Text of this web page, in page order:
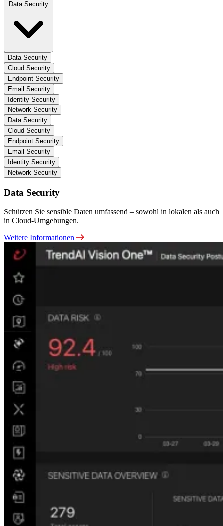
Data Security
Data Security
Cloud Security
Endpoint Security
Email Security
Identity Security
Network Security
Data Security
Cloud Security
Endpoint Security
Email Security
Identity Security
Network Security
Data Security
Schützen Sie sensible Daten umfassend – sowohl in lokalen als auch
in Cloud-Umgebungen.
Weitere Informationen